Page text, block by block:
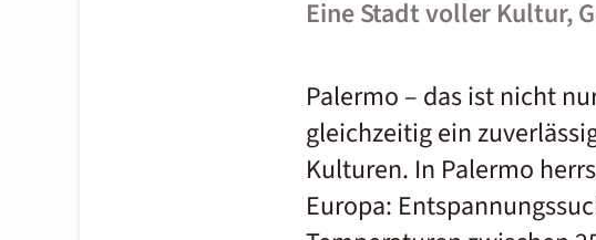
Eine Stadt voller Kultur,
Palermo – das ist nicht
gleichzeitigein
Kulturen. In Palermo
Europa: